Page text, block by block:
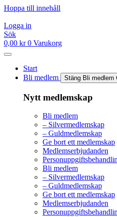
Hoppa till innehåll
Logga in
Sök
0,00 kr 0 Varukorg
Start
Bli medlem
Stäng Bli medlem
Nytt medlemskap
Bli medlem
– Silvermedlemskap
– Guldmedlemskap
Ge bort ett medlemskap
Medlemserbjudanden
Bli medlem
– Silvermedlemskap
– Guldmedlemskap
Ge bort ett medlemskap
Medlemserbjudanden